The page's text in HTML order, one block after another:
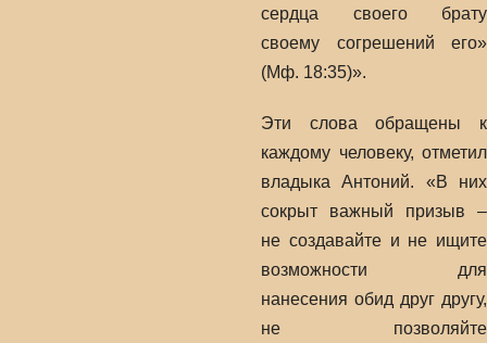
сердца своего брату
своему согрешений его»
(Мф. 18:35)».
Эти слова обращены к
каждому человеку, отметил
владыка Антоний. «В них
сокрыт важный призыв –
не создавайте и не ищите
возможности для
нанесения обид друг другу,
не позволяйте